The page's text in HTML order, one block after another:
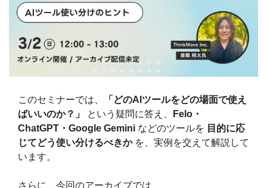
このセミナーでは、
「どのAIツールをどの場面で使え
ばいいのか？」
という疑問に答え、
Felo・
ChatGPT・Google Gemini などのツールを 目的に応
じてどう使い分けるべきか を、実例を交えて解説して
います。
さらに、今回のアーカイブでは